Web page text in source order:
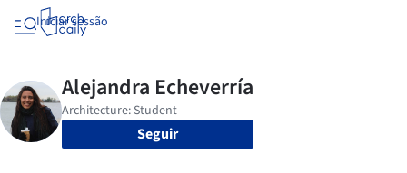
Iniciar sessão
Seguir